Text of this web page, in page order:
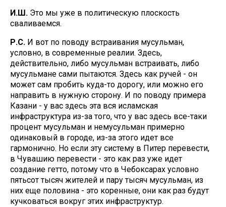
И.Ш. Это мы уже в политическую плоскость
сваливаемся.
Р.С. И вот по поводу встраивания мусульман,
условно, в современные реалии. Здесь,
действительно, либо мусульман встраивать, либо
мусульмане сами пытаются. Здесь как ручей - он
может сам пробить куда-то дорогу, или можно его
направить в нужную сторону. И по поводу примера
Казани - у вас здесь эта вся исламская
инфраструктура из-за того, что у вас здесь все-таки
процент мусульман и немусульман примерно
одинаковый в городе, из-за этого идет все
гармонично. Но если эту систему в Питер перевести,
в Чувашию перевести - это как раз уже идет
создание гетто, потому что в Чебоксарах условно
пятьсот тысяч жителей и пару тысяч мусульман, из
них еще половина - это коренные, они как раз будут
кучковаться вокруг этих инфраструктур.